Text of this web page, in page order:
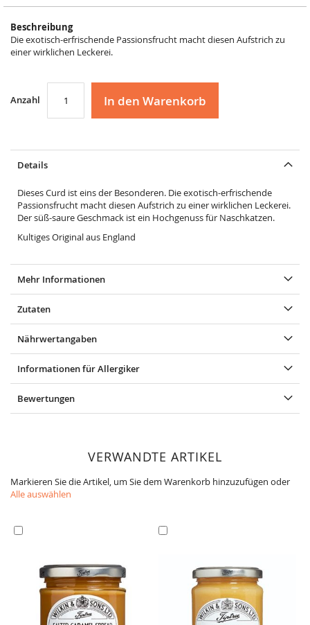
Beschreibung
Die exotisch-erfrischende Passionsfrucht macht diesen Aufstrich zu
einer wirklichen Leckerei.
Anzahl In den Warenkorb
Details
Dieses Curd ist eins der Besonderen. Die exotisch-erfrischende
Passionsfrucht macht diesen Aufstrich zu einer wirklichen Leckerei.
Der süß-saure Geschmack ist ein Hochgenuss für Naschkatzen.
Kultiges Original aus England
Mehr Informationen
Zutaten
Nährwertangaben
Informationen für Allergiker
Bewertungen
VERWANDTE ARTIKEL
Markieren Sie die Artikel, um Sie dem Warenkorb hinzuzufügen oder
Alle auswählen